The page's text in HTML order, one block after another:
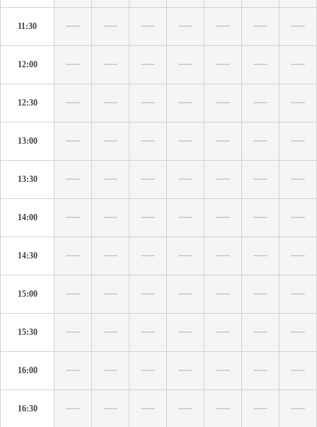
11:30
12:00
12:30
13:00
13:30
14:00
14:30
15:00
15:30
16:00
16:30